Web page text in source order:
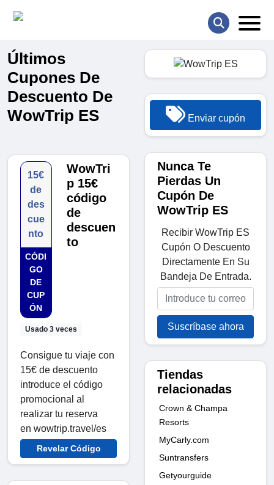
Últimos
Cupones De
Descuento De
WowTrip ES
15€
de
des
cue
nto
CÓDI
GO
DE
CUP
ÓN
Usado 3 veces
WowTri
p 15€
código
de
descuen
to
Consigue tu viaje con
15€ de descuento
introduce el código
promocional al
realizar tu reserva
en wowtrip.travel/es
Revelar Código
Enviar cupón
Nunca Te
Pierdas Un
Cupón De
WowTrip ES
Recibir WowTrip ES
Cupón O Descuento
Directamente En Su
Bandeja De Entrada.
Suscríbase ahora
Tiendas
relacionadas
Crown & Champa
Resorts
MyCarly.com
Suntransfers
Getyourguide